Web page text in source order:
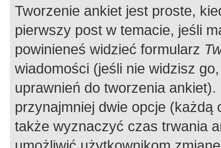
Tworzenie ankiet jest proste,
pierwszy post w temacie, jeśli
powinieneś widzieć formularz
wiadomości (jeśli nie widzisz
uprawnień do tworzenia
przynajmniej dwie opcje
także wyznaczyć czas trwania